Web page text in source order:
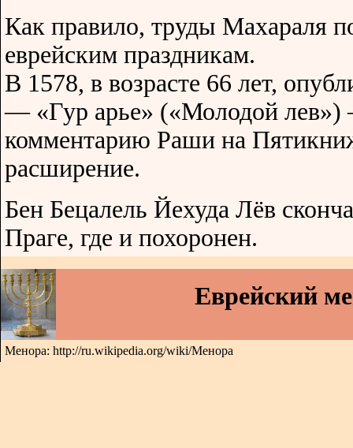
Как правило, труды Махараля
еврейским праздникам.
В 1578, в возрасте 66 лет,
— «Гур арье» («Молодой лев»)
комментарию Раши на
расширение.
Бен Бецалель Йехуда Лёв
Праге, где и похоронен.
Еврейский
Менора: http://ru.wikipedia.org/wiki/Менора